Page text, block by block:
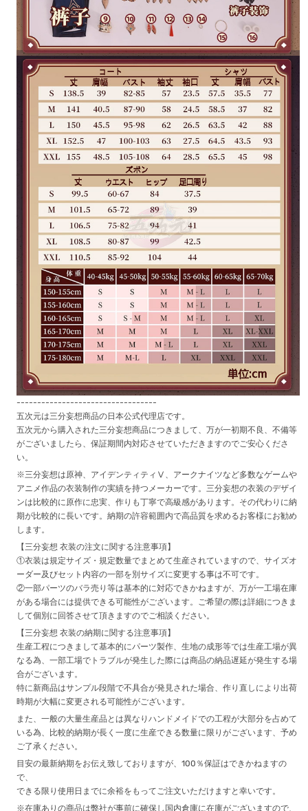
----------------------------------
五次元は三分妄想商品の日本公式代理店です。
五次元から購入された三分妄想商品につきまして、万が一初期不良、不備等
がございましたら、保証期間内対応させていただきますのでご安心くださ
い。
※三分妄想は原神、アイデンティティⅤ、アークナイツなど多数なゲームや
アニメ作品の衣装制作の実績を持つメーカーです。三分妄想の衣装のデザイ
ンは比較的に原作に忠実、作りも丁寧で高級感があります。その代わりに納
期が比較的に長いです。納期の許容範囲内で高品質を求めるお客様にお勧め
します。
【三分妄想 衣装の注文に関する注意事項】
①衣装は規定サイズ・規定数量でまとめて生産されていますので、サイズオ
ーダー及びセット内容の一部を別サイズに変更する事は不可です。
②一部パーツのバラ売り等は基本的に対応できかねますが、万が一工場在庫
がある場合には提供できる可能性がございます。ご希望の際は詳細につきま
して個別に回答させて頂きますのでご相談ください。
【三分妄想 衣装の納期に関する注意事項】
生産工程につきまして基本的にパーツ製作、生地の成形等では生産工場が異
なる為、一部工場でトラブルが発生した際には商品の納品遅延が発生する場
合がございます。
特に新商品はサンプル段階で不具合が発見された場合、作り直しにより出荷
時期が大幅に変更される可能性がございます。
また、一般の大量生産品とは異なりハンドメイドでの工程が大部分を占めて
いる為、比較的納期が長く一度に生産できる数量に限りがございます、予め
ご了承ください。
目安の最新納期をお伝え致しておりますが、100％保証はできかねますの
で、
できる限り使用日までに余裕をもってご注文いただけますと幸いです。
※在庫ありの商品は弊社が事前に確保し国内倉庫に在庫がございますので、